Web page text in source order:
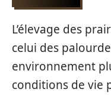
L’élevage des
celui des
environnement
conditions de vie